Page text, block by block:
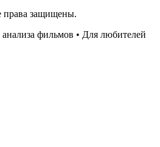
права защищены.
фильмов • Для любителей